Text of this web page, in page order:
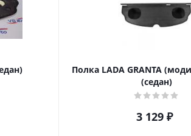
Полка LADA GRANTA
(седан)
3 129 ₽